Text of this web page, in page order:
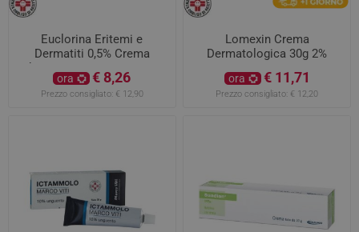
Euclorina Eritemi e
Dermatiti 0,5% Crema
ora € 8,26
Prezzo consigliato: € 12,90
Lomexin Crema
Dermatologica 30g 2%
ora € 11,71
Prezzo consigliato: € 12,20